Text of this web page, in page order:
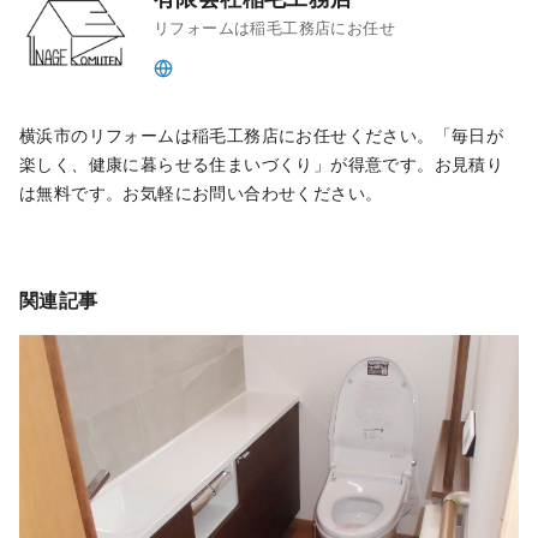
リフォームは稲毛工務店にお任せ
横浜市のリフォームは稲毛工務店にお任せください。「毎日が
楽しく、健康に暮らせる住まいづくり」が得意です。お見積り
は無料です。お気軽にお問い合わせください。
関連記事